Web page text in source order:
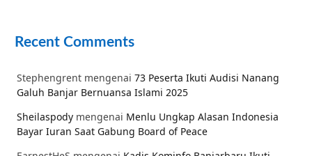
Recent Comments
Stephengrent mengenai 73 Peserta Ikuti Audisi Nanang
Galuh Banjar Bernuansa Islami 2025
Sheilaspody mengenai Menlu Ungkap Alasan Indonesia
Bayar Iuran Saat Gabung Board of Peace